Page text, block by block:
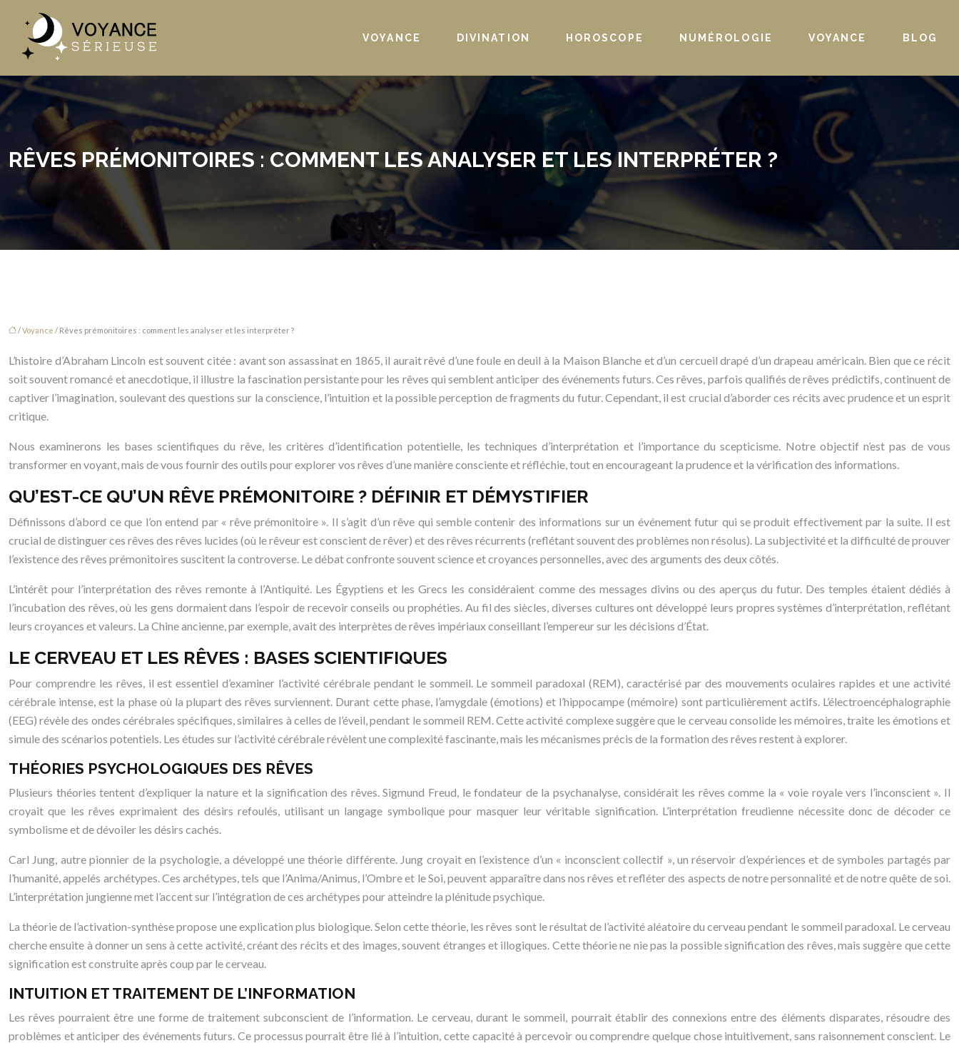
VOYANCE DIVINATION HOROSCOPE NUMÉROLOGIE VOYANCE BLOG
RÊVES PRÉMONITOIRES : COMMENT LES ANALYSER ET LES INTERPRÉTER ?
/Voyance / Rêves prémonitoires : comment les analyser et les interpréter ?
L’histoire d’Abraham Lincoln est souvent citée : avant son assassinat en 1865, il aurait rêvé d’une foule en deuil à la Maison Blanche et d’un cercueil drapé d’un drapeau américain. Bien que ce récit
soit souvent romancé et anecdotique, il illustre la fascination persistante pour les rêves qui semblent anticiper des événements futurs. Ces rêves, parfois qualifiés de rêves prédictifs, continuent de
captiver l’imagination, soulevant des questions sur la conscience, l’intuition et la possible perception de fragments du futur. Cependant, il est crucial d’aborder ces récits avec prudence et un esprit
critique.
Nous examinerons les bases scientifiques du rêve, les critères d’identification potentielle, les techniques d’interprétation et l’importance du scepticisme. Notre objectif n’est pas de vous
transformer en voyant, mais de vous fournir des outils pour explorer vos rêves d’une manière consciente et réfléchie, tout en encourageant la prudence et la vérification des informations.
QU’EST-CE QU’UN RÊVE PRÉMONITOIRE ? DÉFINIR ET DÉMYSTIFIER
Définissons d’abord ce que l’on entend par « rêve prémonitoire ». Il s’agit d’un rêve qui semble contenir des informations sur un événement futur qui se produit effectivement par la suite. Il est
crucial de distinguer ces rêves des rêves lucides (où le rêveur est conscient de rêver) et des rêves récurrents (reflétant souvent des problèmes non résolus). La subjectivité et la difficulté de prouver
l’existence des rêves prémonitoires suscitent la controverse. Le débat confronte souvent science et croyances personnelles, avec des arguments des deux côtés.
L’intérêt pour l’interprétation des rêves remonte à l’Antiquité. Les Égyptiens et les Grecs les considéraient comme des messages divins ou des aperçus du futur. Des temples étaient dédiés à
l’incubation des rêves, où les gens dormaient dans l’espoir de recevoir conseils ou prophéties. Au fil des siècles, diverses cultures ont développé leurs propres systèmes d’interprétation, reflétant
leurs croyances et valeurs. La Chine ancienne, par exemple, avait des interprètes de rêves impériaux conseillant l’empereur sur les décisions d’État.
LE CERVEAU ET LES RÊVES : BASES SCIENTIFIQUES
Pour comprendre les rêves, il est essentiel d’examiner l’activité cérébrale pendant le sommeil. Le sommeil paradoxal (REM), caractérisé par des mouvements oculaires rapides et une activité
cérébrale intense, est la phase où la plupart des rêves surviennent. Durant cette phase, l’amygdale (émotions) et l’hippocampe (mémoire) sont particulièrement actifs. L’électroencéphalographie
(EEG) révèle des ondes cérébrales spécifiques, similaires à celles de l’éveil, pendant le sommeil REM. Cette activité complexe suggère que le cerveau consolide les mémoires, traite les émotions et
simule des scénarios potentiels. Les études sur l’activité cérébrale révèlent une complexité fascinante, mais les mécanismes précis de la formation des rêves restent à explorer.
THÉORIES PSYCHOLOGIQUES DES RÊVES
Plusieurs théories tentent d’expliquer la nature et la signification des rêves. Sigmund Freud, le fondateur de la psychanalyse, considérait les rêves comme la « voie royale vers l’inconscient ». Il
croyait que les rêves exprimaient des désirs refoulés, utilisant un langage symbolique pour masquer leur véritable signification. L’interprétation freudienne nécessite donc de décoder ce
symbolisme et de dévoiler les désirs cachés.
Carl Jung, autre pionnier de la psychologie, a développé une théorie différente. Jung croyait en l’existence d’un « inconscient collectif », un réservoir d’expériences et de symboles partagés par
l’humanité, appelés archétypes. Ces archétypes, tels que l’Anima/Animus, l’Ombre et le Soi, peuvent apparaître dans nos rêves et refléter des aspects de notre personnalité et de notre quête de soi.
L’interprétation jungienne met l’accent sur l’intégration de ces archétypes pour atteindre la plénitude psychique.
La théorie de l’activation-synthèse propose une explication plus biologique. Selon cette théorie, les rêves sont le résultat de l’activité aléatoire du cerveau pendant le sommeil paradoxal. Le cerveau
cherche ensuite à donner un sens à cette activité, créant des récits et des images, souvent étranges et illogiques. Cette théorie ne nie pas la possible signification des rêves, mais suggère que cette
signification est construite après coup par le cerveau.
INTUITION ET TRAITEMENT DE L’INFORMATION
Les rêves pourraient être une forme de traitement subconscient de l’information. Le cerveau, durant le sommeil, pourrait établir des connexions entre des éléments disparates, résoudre des
problèmes et anticiper des événements futurs. Ce processus pourrait être lié à l’intuition, cette capacité à percevoir ou comprendre quelque chose intuitivement, sans raisonnement conscient. Le